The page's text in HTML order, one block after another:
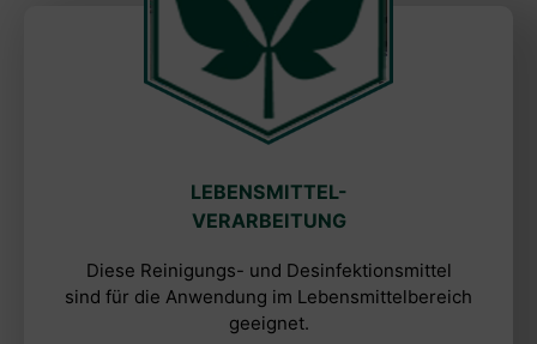
LEBENSMITTEL-
VERARBEITUNG
Diese Reinigungs- und Desinfektionsmittel
sind für die Anwendung im Lebensmittelbereich
geeignet.